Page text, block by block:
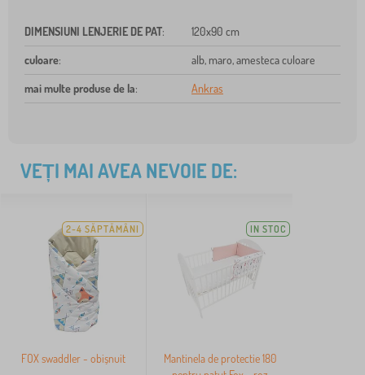
DIMENSIUNI LENJERIE DE PAT: 120x90 cm
culoare: alb, maro, amesteca culoare
mai multe produse de la: Ankras
VEȚI MAI AVEA NEVOIE DE:
2-4 SĂPTĂMÂNI
FOX swaddler - obișnuit
IN STOC
Mantinela de protectie 180